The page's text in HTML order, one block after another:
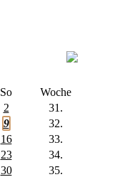
So
Woche
2
31.
9
32.
16
33.
23
34.
30
35.